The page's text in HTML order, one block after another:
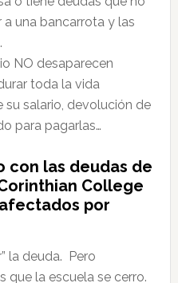
una bancarrota y las
NO desaparecen
toda la vida
su salario, devolución de
para pagarlas…
con las deudas de
College
por
la deuda. Pero
que la escuela se cerro.